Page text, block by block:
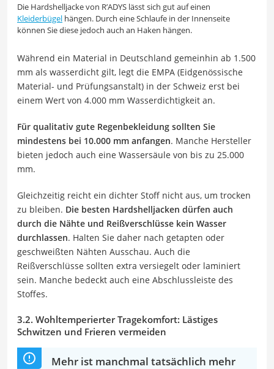
Die Hardshelljacke von R’ADYS lässt sich gut auf einen
Kleiderbügel hängen. Durch eine Schlaufe in der Innenseite
können Sie diese jedoch auch an Haken hängen.
Während ein Material in Deutschland gemeinhin ab 1.500
mm als wasserdicht gilt, legt die EMPA (Eidgenössische
Material- und Prüfungsanstalt) in der Schweiz erst bei
einem Wert von 4.000 mm Wasserdichtigkeit an.
Für qualitativ gute Regenbekleidung sollten Sie
mindestens bei 10.000 mm anfangen. Manche Hersteller
bieten jedoch auch eine Wassersäule von bis zu 25.000
mm.
Gleichzeitig reicht ein dichter Stoff nicht aus, um trocken
zu bleiben. Die besten Hardshelljacken dürfen auch
durch die Nähte und Reißverschlüsse kein Wasser
durchlassen. Halten Sie daher nach getapten oder
geschweißten Nähten Ausschau. Auch die
Reißverschlüsse sollten extra versiegelt oder laminiert
sein. Manche bedeckt auch eine Abschlussleiste des
Stoffes.
3.2. Wohltemperierter Tragekomfort: Lästiges
Schwitzen und Frieren vermeiden
Mehr ist manchmal tatsächlich mehr